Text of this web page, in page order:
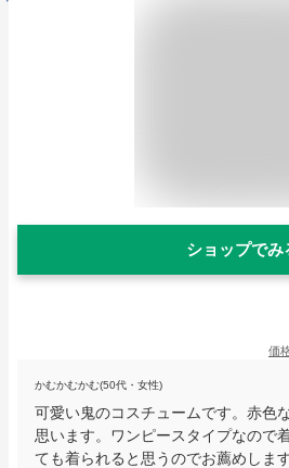
ショップでみ
価
かむかむかむ(50代・女性)
可愛い鬼のコスチュームです。赤色
思います。ワンピースタイプなので
ても着られると思うのでお薦めします